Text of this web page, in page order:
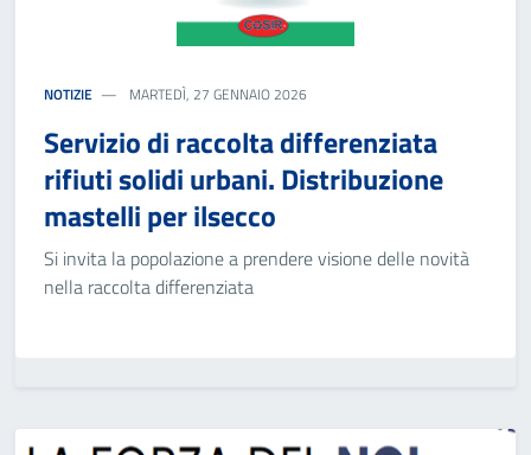
NOTIZIE MARTEDÌ, 27 GENNAIO 2026
Servizio di raccolta differenziata
rifiuti solidi urbani. Distribuzione
mastelli per ilsecco
Si invita la popolazione a prendere visione delle novità
nella raccolta differenziata